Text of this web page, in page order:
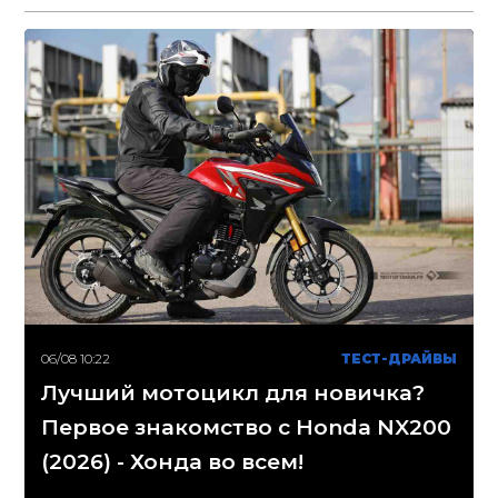
06/08 10:22 ТЕСТ-ДРАЙВЫ
Лучший мотоцикл для новичка?
Первое знакомство с Honda NX200
(2026) - Хонда во всем!